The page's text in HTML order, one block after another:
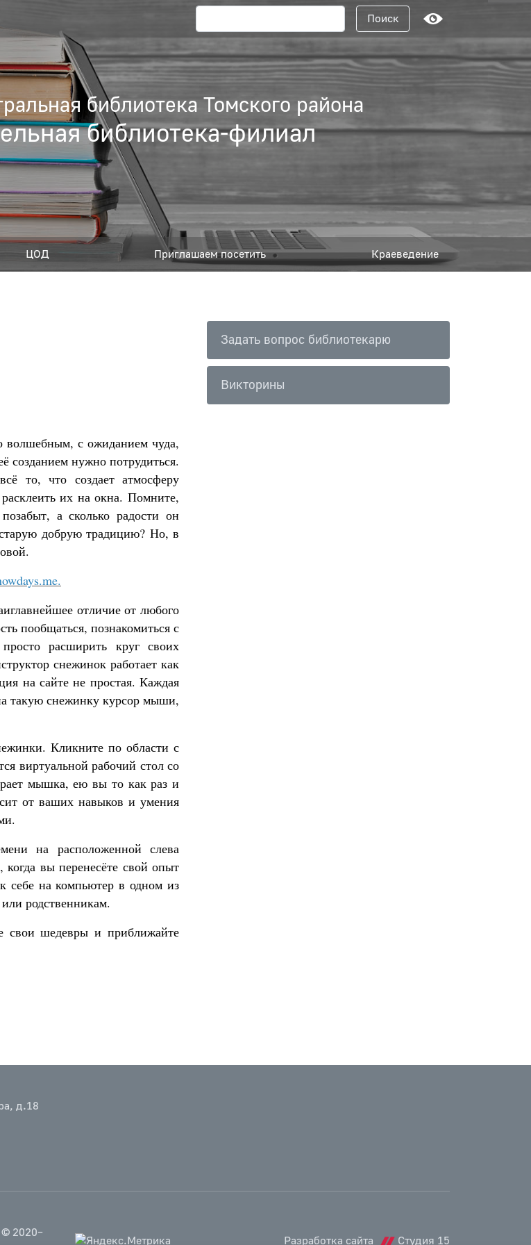
Поисковый запрос
Поиск
библиотека Томского района
библиотека-филиал
ЦОД Приглашаем посетить Краеведение
волшебным, с ожиданием чуда,
созданием нужно потрудиться.
то, что создает атмосферу
их на окна. Помните,
а сколько радости он
добрую традицию? Но, в
отличие от любого
пообщаться, познакомиться с
расширить круг своих
снежинок работает как
на сайте не простая. Каждая
такую снежинку курсор мыши,
Кликните по области с
виртуальной рабочий стол со
мышка, ею вы то как раз и
от ваших навыков и умения
на расположенной слева
вы перенесёте свой опыт
себе на компьютер в одном из
родственникам.
свои шедевры и приближайте
Задать вопрос библиотекарю
Викторины
д.18
© 2020–
Разработка сайта Студия 15